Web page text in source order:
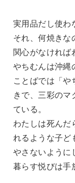
実用品だし使わ
それ、何焼きな
関心がなければ
やちむんは沖縄
ことばでは「
きで、三彩の
ている。
わたしは死んだ
れるような子ど
やさないように
暮らす悦びは手